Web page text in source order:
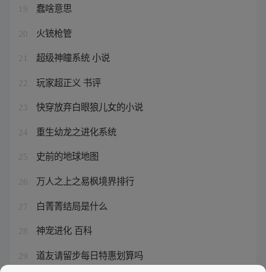
19 蠢啥意思
20 火铳枪管
21 超级神瞳系统 小说
22 玩家超正义 书评
23 快穿放弃白眼狼儿女的小说
24 重生幼龙之进化系统
25 史前的地球地图
26 万人之上之易枫境界排行
27 白菁菁结局是什么
28 神宠进化 百科
29 道友请留步每日特惠划算吗